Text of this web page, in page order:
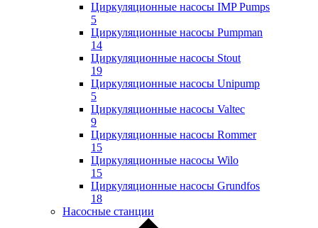
Циркуляционные насосы IMP Pumps
5
Циркуляционные насосы Pumpman
14
Циркуляционные насосы Stout
19
Циркуляционные насосы Unipump
5
Циркуляционные насосы Valtec
9
Циркуляционные насосы Rommer
15
Циркуляционные насосы Wilo
15
Циркуляционные насосы Grundfos
18
Насосные станции